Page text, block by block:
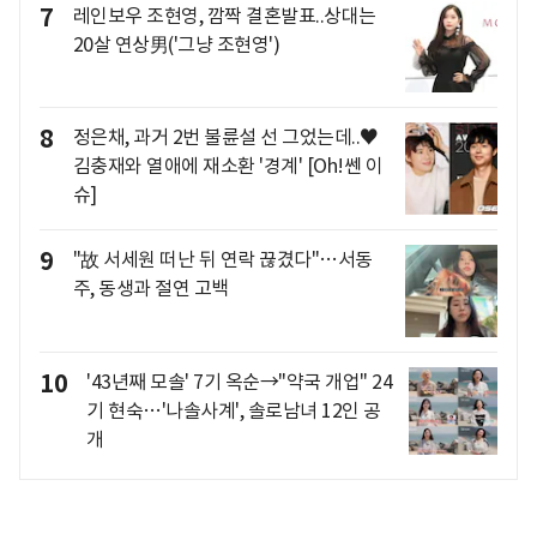
7
레인보우 조현영, 깜짝 결혼발표..상대는
20살 연상男('그냥 조현영')
8
정은채, 과거 2번 불륜설 선 그었는데..♥
김충재와 열애에 재소환 '경계' [Oh!쎈 이
슈]
9
"故 서세원 떠난 뒤 연락 끊겼다"…서동
주, 동생과 절연 고백
10
'43년째 모솔' 7기 옥순→"약국 개업" 24
기 현숙…'나솔사계', 솔로남녀 12인 공
개